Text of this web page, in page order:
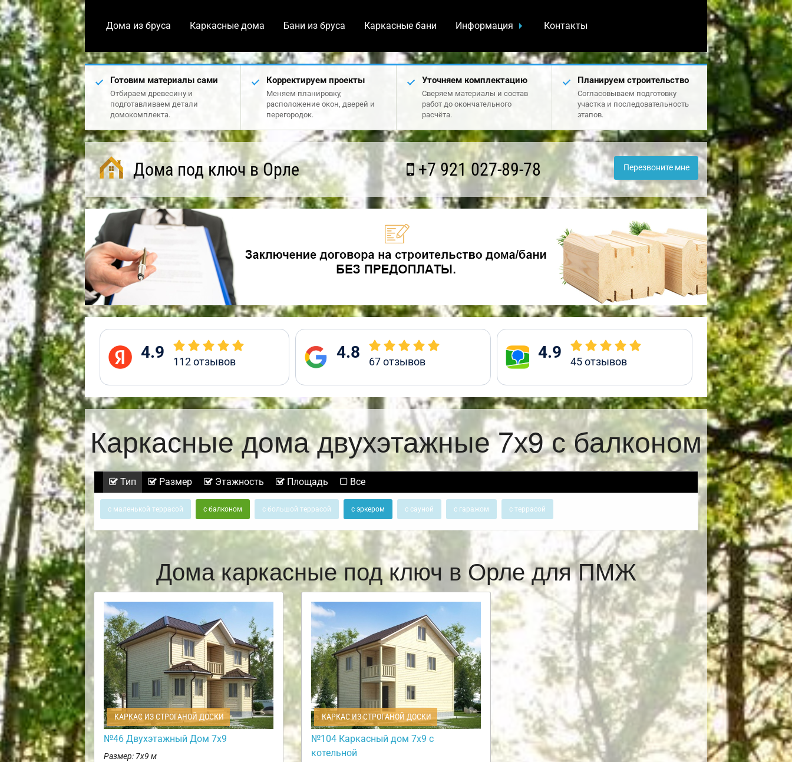
Дома из бруса Каркасные дома Бани из бруса Каркасные бани Информация Контакты
Готовим материалы сами
Отбираем древесину и
подготавливаем детали
домокомплекта.
Корректируем проекты
Меняем планировку,
расположение окон, дверей и
перегородок.
Уточняем комплектацию
Сверяем материалы и состав
работ до окончательного
расчёта.
Планируем строительство
Согласовываем подготовку
участка и последовательность
этапов.
Дома под ключ в Орле +7 921 027-89-78 Перезвоните мне
4.9 112отзывов 4.8 67отзывов 4.9 45отзывов
Каркасные дома двухэтажные 7х9 с балконом
Тип Размер Этажность Площадь Все
с маленькой террасой с балконом с большой террасой с эркером с сауной с гаражом с террасой
Дома каркасные под ключ в Орле для ПМЖ
КАРКАС ИЗ СТРОГАНОЙ ДОСКИ
№46 Двухэтажный Дом 7х9
Размер: 7х9 м
КАРКАС ИЗ СТРОГАНОЙ ДОСКИ
№104 Каркасный дом 7х9 с
котельной